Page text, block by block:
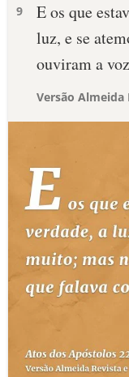
9
E os que
luz, e se
ouviram a
Versão Almeida